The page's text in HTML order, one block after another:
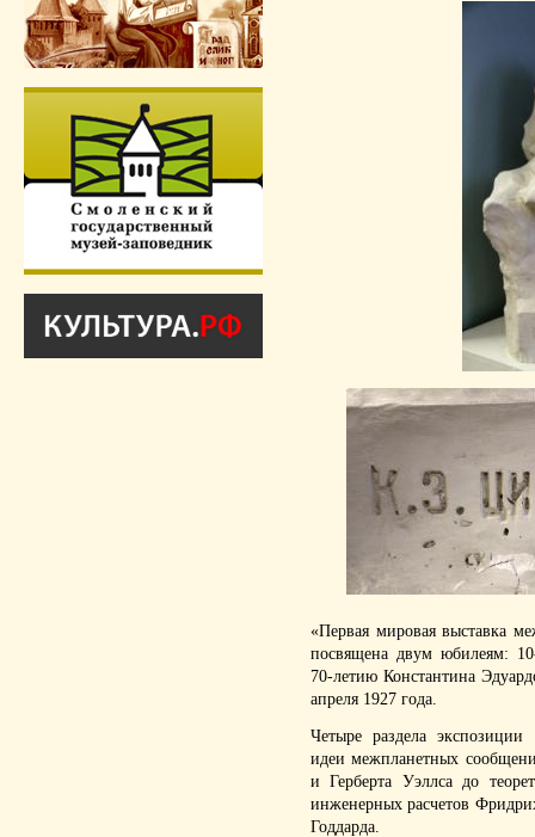
«Первая мировая выставка
посвящена двум юбилеям:
70-летию Константина
апреля 1927 года.
Четыре раздела экспозиции
идеи межпланетных
и Герберта Уэллса до
инженерных расчетов
Годдарда.